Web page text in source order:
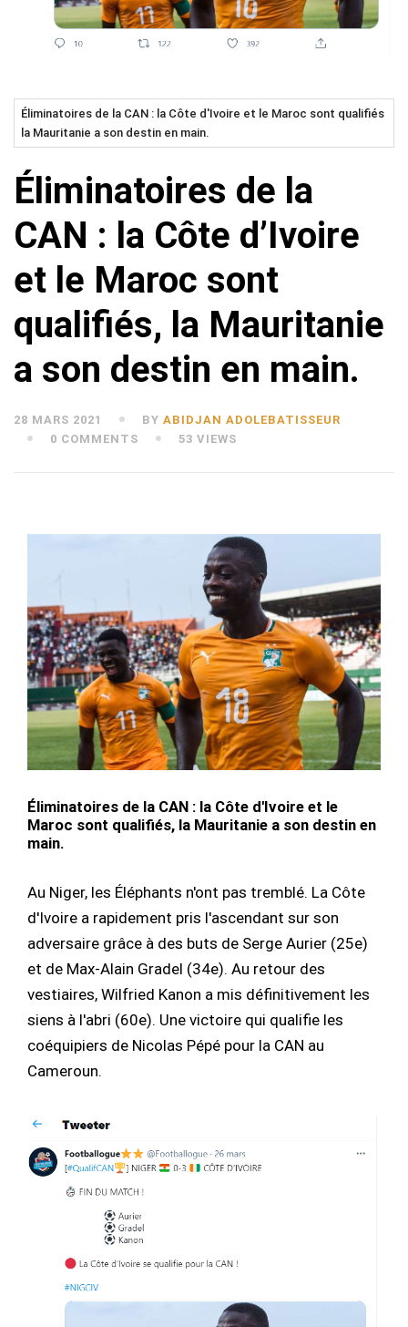
Éliminatoires de la CAN : la Côte d'Ivoire et le Maroc sont qualifiés
la Mauritanie a son destin en main.
Éliminatoires de la
CAN : la Côte d’Ivoire
et le Maroc sont
qualifiés, la Mauritanie
a son destin en main.
28 MARS 2021 BY ABIDJAN ADOLEBATISSEUR
0 COMMENTS
53 VIEWS
Éliminatoires de la CAN : la Côte d'Ivoire et le
Maroc sont qualifiés, la Mauritanie a son destin en
main.
Au Niger, les Éléphants n'ont pas tremblé. La Côte
d'Ivoire a rapidement pris l'ascendant sur son
adversaire grâce à des buts de Serge Aurier (25e)
et de Max-Alain Gradel (34e). Au retour des
vestiaires, Wilfried Kanon a mis définitivement les
siens à l'abri (60e). Une victoire qui qualifie les
coéquipiers de Nicolas Pépé pour la CAN au
Cameroun.